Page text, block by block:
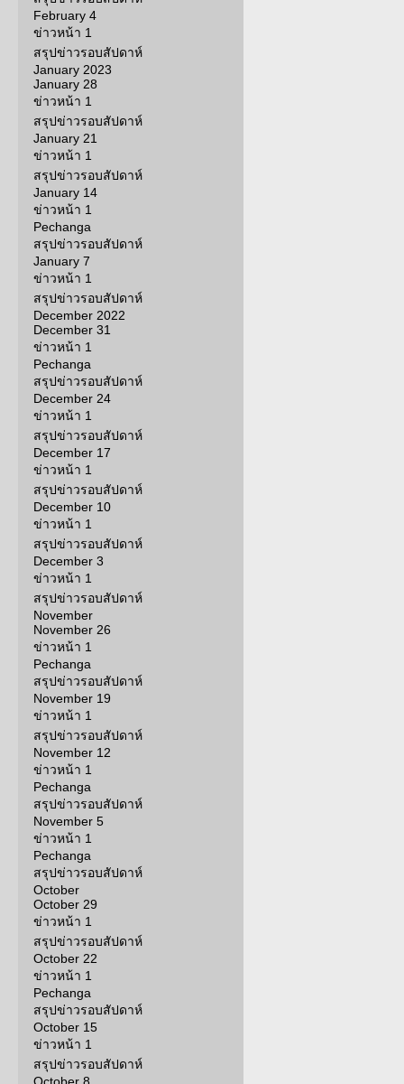
February 4
ข่าวหน้า 1
สรุปข่าวรอบสัปดาห์
January 2023
January 28
ข่าวหน้า 1
สรุปข่าวรอบสัปดาห์
January 21
ข่าวหน้า 1
สรุปข่าวรอบสัปดาห์
January 14
ข่าวหน้า 1
Pechanga
สรุปข่าวรอบสัปดาห์
January 7
ข่าวหน้า 1
สรุปข่าวรอบสัปดาห์
December 2022
December 31
ข่าวหน้า 1
Pechanga
สรุปข่าวรอบสัปดาห์
December 24
ข่าวหน้า 1
สรุปข่าวรอบสัปดาห์
December 17
ข่าวหน้า 1
สรุปข่าวรอบสัปดาห์
December 10
ข่าวหน้า 1
สรุปข่าวรอบสัปดาห์
December 3
ข่าวหน้า 1
สรุปข่าวรอบสัปดาห์
November
November 26
ข่าวหน้า 1
Pechanga
สรุปข่าวรอบสัปดาห์
November 19
ข่าวหน้า 1
สรุปข่าวรอบสัปดาห์
November 12
ข่าวหน้า 1
Pechanga
สรุปข่าวรอบสัปดาห์
November 5
ข่าวหน้า 1
Pechanga
สรุปข่าวรอบสัปดาห์
October
October 29
ข่าวหน้า 1
สรุปข่าวรอบสัปดาห์
October 22
ข่าวหน้า 1
Pechanga
สรุปข่าวรอบสัปดาห์
October 15
ข่าวหน้า 1
สรุปข่าวรอบสัปดาห์